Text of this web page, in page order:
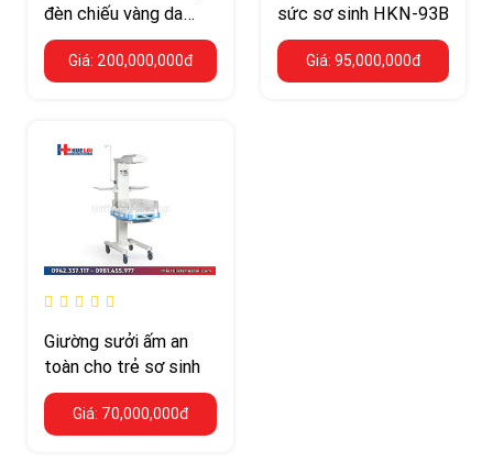
đèn chiếu vàng da
hãng Ningbo David
Giá: 200,000,000đ
sức sơ sinh HKN-93B
Giá: 95,000,000đ
Giường sưởi ấm an
toàn cho trẻ sơ sinh
Giá: 70,000,000đ